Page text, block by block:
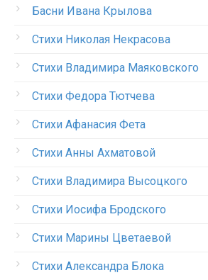
Басни Ивана Крылова
Стихи Николая Некрасова
Стихи Владимира Маяковского
Стихи Федора Тютчева
Стихи Афанасия Фета
Стихи Анны Ахматовой
Стихи Владимира Высоцкого
Стихи Иосифа Бродского
Стихи Марины Цветаевой
Стихи Александра Блока